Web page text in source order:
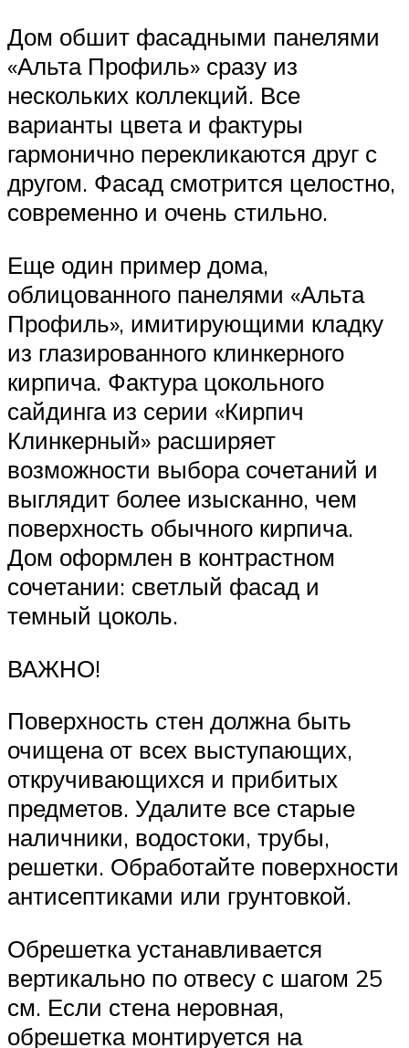
Дом обшит фасадными панелями
«Альта Профиль» сразу из
нескольких коллекций. Все
варианты цвета и фактуры
гармонично перекликаются друг с
другом. Фасад смотрится целостно,
современно и очень стильно.
Еще один пример дома,
облицованного панелями «Альта
Профиль», имитирующими кладку
из глазированного клинкерного
кирпича. Фактура цокольного
сайдинга из серии «Кирпич
Клинкерный» расширяет
возможности выбора сочетаний и
выглядит более изысканно, чем
поверхность обычного кирпича.
Дом оформлен в контрастном
сочетании: светлый фасад и
темный цоколь.
ВАЖНО!
Поверхность стен должна быть
очищена от всех выступающих,
откручивающихся и прибитых
предметов. Удалите все старые
наличники, водостоки, трубы,
решетки. Обработайте поверхности
антисептиками или грунтовкой.
Обрешетка устанавливается
вертикально по отвесу с шагом 25
см. Если стена неровная,
обрешетка монтируется на